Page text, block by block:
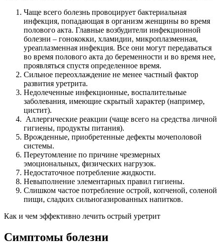
Чаще всего болезнь провоцирует бактериальная
инфекция, попадающая в организм женщины во время
полового акта. Главные возбудители инфекционной
болезни – гонококки, хламидии, микроплазменная,
уреаплазменная инфекция. Все они могут передаваться
во время полового акта до беременности и во время нее,
проявляться спустя определенное время.
Сильное переохлаждение не менее частный фактор
развития уретрита.
Недолеченные инфекционные, воспалительные
заболевания, имеющие скрытый характер (например,
цистит).
Аллергические реакции (чаще всего на средства личной
гигиены, продукты питания).
Врожденные, приобретенные дефекты мочеполовой
системы.
Переутомление по причине чрезмерных
эмоциональных, физических нагрузок.
Недостаточное потребление жидкости.
Невыполнение элементарных правил гигиены.
Слишком частое потребление острой, копченой, соленой
пищи, сладких сильногазированных напитков.
Как и чем эффективно лечить острый уретрит
Симптомы болезни